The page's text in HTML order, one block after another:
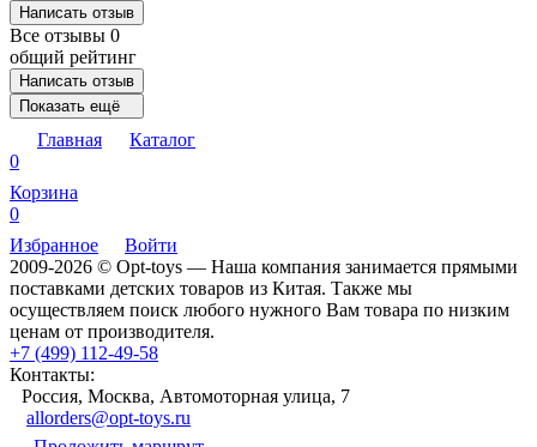
Написать отзыв
Все отзывы 0
общий рейтинг
Написать отзыв
Показать ещё
Главная
Каталог
0
Корзина
0
Избранное
Войти
2009-2026 © Opt-toys — Наша компания занимается прямыми
поставками детских товаров из Китая. Также мы
осуществляем поиск любого нужного Вам товара по низким
ценам от производителя.
+7 (499) 112-49-58
Контакты:
Россия, Москва, Автомоторная улица, 7
allorders@opt-toys.ru